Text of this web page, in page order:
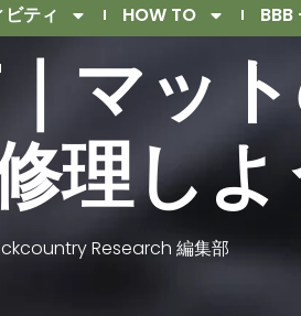
ティ HOW TO
マッ
理し
Research 編集部